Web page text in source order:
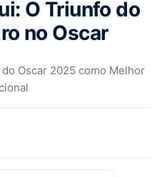
O Triunfo do
no Oscar
Oscar 2025 como Melhor